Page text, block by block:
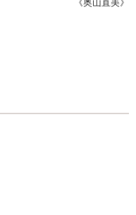
《奥山直美》